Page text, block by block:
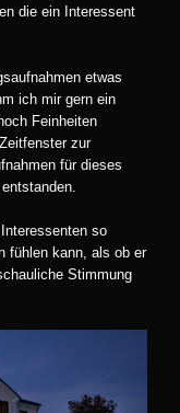
die ein Interessent
etwas
ich mir gern ein
Feinheiten
zur
für dieses
so
fühlen kann, als ob er
Stimmung